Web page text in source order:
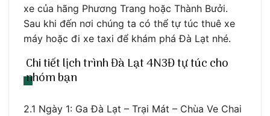
xe của hãng Phương Trang hoặc Thành Bưởi.
Sau khi đến nơi chúng ta có thể tự túc thuê xe
máy hoặc đi xe taxi để khám phá Đà Lạt nhé.
Chi tiết lịch trình Đà Lạt 4N3Đ tự túc cho
nhóm bạn
2.1 Ngày 1: Ga Đà Lạt – Trại Mát – Chùa Ve Chai